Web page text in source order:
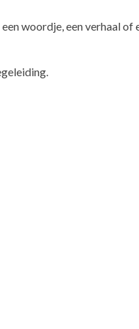
woordje, een verhaal of